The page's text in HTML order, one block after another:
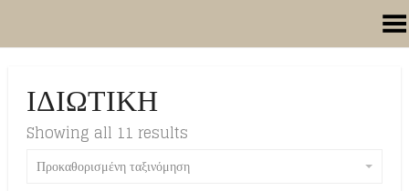
Toggle Menu
ΙΔΙΩΤΙΚΗ
Showing all 11 results
Προκαθορισμένη ταξινόμηση